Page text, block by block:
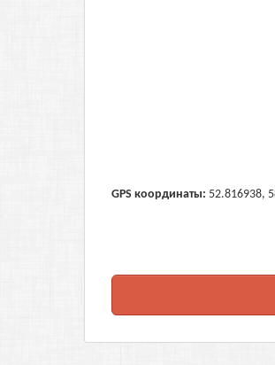
GPS координаты: 52.816938,